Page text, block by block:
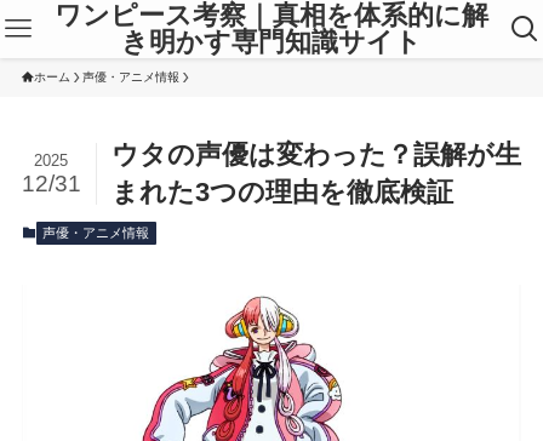
ワンピース考察｜真相を体系的に解
き明かす専門知識サイト
ホーム 声優・アニメ情報
ウタの声優は変わった？誤解が生
まれた3つの理由を徹底検証
2025
12/31
声優・アニメ情報